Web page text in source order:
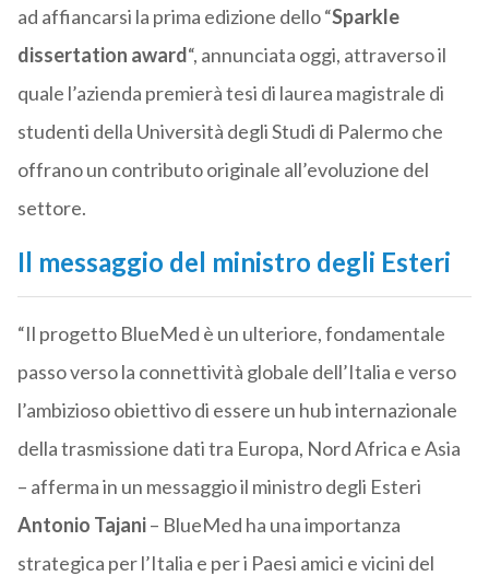
ad affiancarsi la prima edizione dello “Sparkle
dissertation award“, annunciata oggi, attraverso il
quale l’azienda premierà tesi di laurea magistrale di
studenti della Università degli Studi di Palermo che
offrano un contributo originale all’evoluzione del
settore.
Il messaggio del ministro degli Esteri
“Il progetto BlueMed è un ulteriore, fondamentale
passo verso la connettività globale dell’Italia e verso
l’ambizioso obiettivo di essere un hub internazionale
della trasmissione dati tra Europa, Nord Africa e Asia
– afferma in un messaggio il ministro degli Esteri
Antonio Tajani– BlueMed ha una importanza
strategica per l’Italia e per i Paesi amici e vicini del